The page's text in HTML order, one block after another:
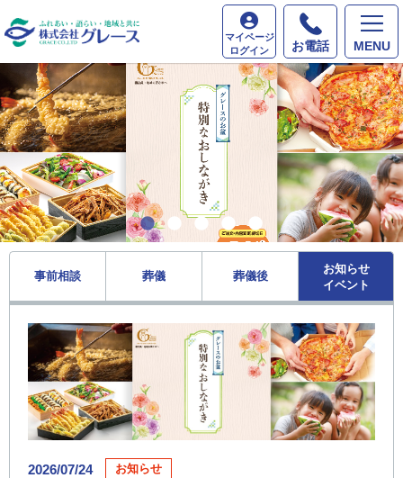
MENU
お電話
マイページ
ログイン
事前相談 葬儀 葬儀後
お知らせ
イベント
2026/07/24 お知らせ